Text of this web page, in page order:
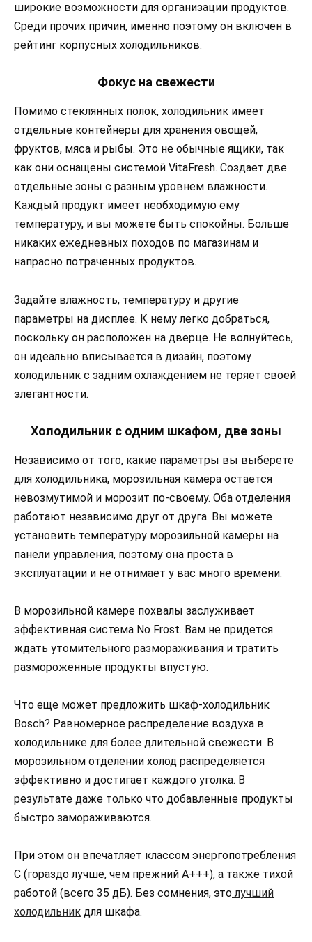
широкие возможности для организации продуктов.
Среди прочих причин, именно поэтому он включен в
рейтинг корпусных холодильников.
Фокус на свежести
Помимо стеклянных полок, холодильник имеет
отдельные контейнеры для хранения овощей,
фруктов, мяса и рыбы. Это не обычные ящики, так
как они оснащены системой VitaFresh. Создает две
отдельные зоны с разным уровнем влажности.
Каждый продукт имеет необходимую ему
температуру, и вы можете быть спокойны. Больше
никаких ежедневных походов по магазинам и
напрасно потраченных продуктов.
Задайте влажность, температуру и другие
параметры на дисплее. К нему легко добраться,
поскольку он расположен на дверце. Не волнуйтесь,
он идеально вписывается в дизайн, поэтому
холодильник с задним охлаждением не теряет своей
элегантности.
Холодильник с одним шкафом, две зоны
Независимо от того, какие параметры вы выберете
для холодильника, морозильная камера остается
невозмутимой и морозит по-своему. Оба отделения
работают независимо друг от друга. Вы можете
установить температуру морозильной камеры на
панели управления, поэтому она проста в
эксплуатации и не отнимает у вас много времени.
В морозильной камере похвалы заслуживает
эффективная система No Frost. Вам не придется
ждать утомительного размораживания и тратить
размороженные продукты впустую.
Что еще может предложить шкаф-холодильник
Bosch? Равномерное распределение воздуха в
холодильнике для более длительной свежести. В
морозильном отделении холод распределяется
эффективно и достигает каждого уголка. В
результате даже только что добавленные продукты
быстро замораживаются.
При этом он впечатляет классом энергопотребления
C (гораздо лучше, чем прежний A+++), а также тихой
работой (всего 35 дБ). Без сомнения, этолучший
холодильник для шкафа.